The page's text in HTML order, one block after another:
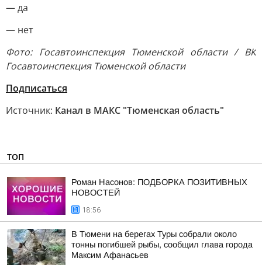
— да
— нет
Фото: Госавтоинспекция Тюменской области / ВК
Госавтоинспекция Тюменской области
Подписаться
Источник: Канал в МАКС "Тюменская область"
ТОП
Роман Насонов: ПОДБОРКА ПОЗИТИВНЫХ
НОВОСТЕЙ
18:56
В Тюмени на берегах Туры собрали около
тонны погибшей рыбы, сообщил глава города
Максим Афанасьев